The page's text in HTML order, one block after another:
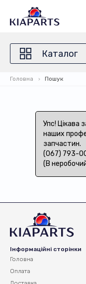
Каталог
Головна Пошук
Упс! Цікава
наших
запчастин.
(067) 793-
(В
Інформаційні сторінки
Головна
Оплата